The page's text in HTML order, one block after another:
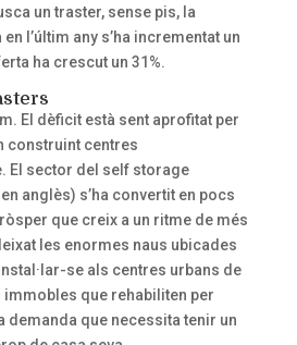
un traster, sense pis, la
l’últim any s’ha incrementat un
ha crescut un 31%.
El dèficit està sent aprofitat per
construint centres
El sector del self storage
anglès) s’ha convertit en pocs
que creix a un ritme de més
les enormes naus ubicades
se als centres urbans de
immobles que rehabiliten per
demanda que necessita tenir un